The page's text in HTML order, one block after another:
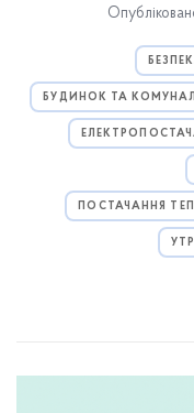
БУДИНОК ТА
ПОСТАЧАННЯ